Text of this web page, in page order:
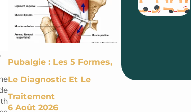
Pubalgie : Les 5 Formes,
Le Diagnostic Et Le
Traitement
6 Août 2026